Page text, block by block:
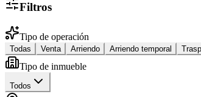
Filtros
Tipo de operación
Todas Venta Arriendo Arriendo temporal
Tipo de inmueble
Todos